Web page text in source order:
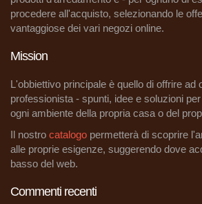
procedere all'acquisto, selezionando le
vantaggiose dei vari negozi online.
Mission
L'obbiettivo principale è quello di offrire ad
professionista - spunti, idee e soluzioni
ogni ambiente della propria casa o del
Il nostro catalogo permetterà di scoprire
alle proprie esigenze, suggerendo dove
basso del web.
Commenti recenti